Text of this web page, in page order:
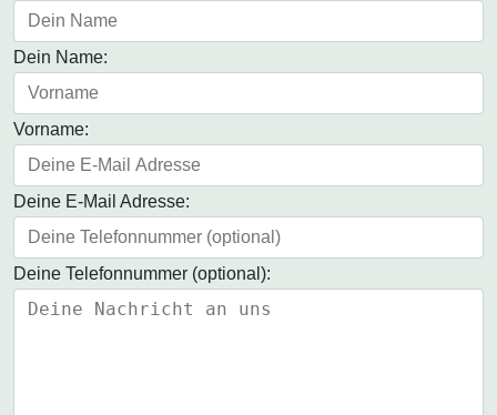
Dein Name:
Vorname:
Deine E-Mail Adresse:
Deine Telefonnummer (optional):